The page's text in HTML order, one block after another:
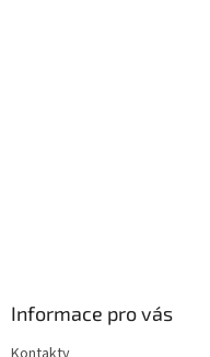
Informace pro vás